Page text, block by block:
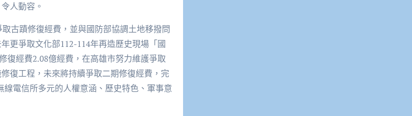
人動容。
古蹟修復經費，並與國防部協調土地移撥問
更爭取文化部112-114年再造歷史現場「國
復經費2.08億經費，在高雄市努力維護爭取
復工程，未來將持續爭取二期修復經費，完
電信所多元的人權意涵、歷史特色、軍事意